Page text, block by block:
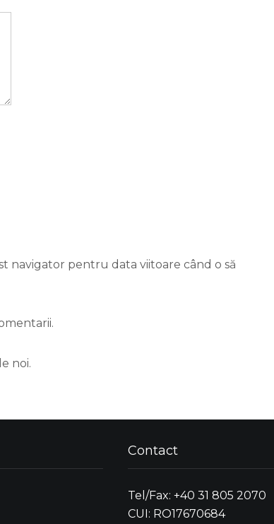
navigator pentru data viitoare când o să
noi.
Contact
Tel/Fax: +40 31 805 2070
CUI: RO17670684